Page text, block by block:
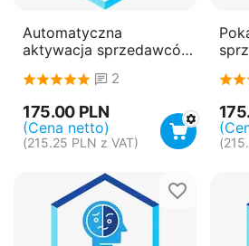
Automatyczna
aktywacja sprzedawców
(subskrypcja)2
175.00 PLN
(Cena netto)
(215.25 PLN z VAT) (